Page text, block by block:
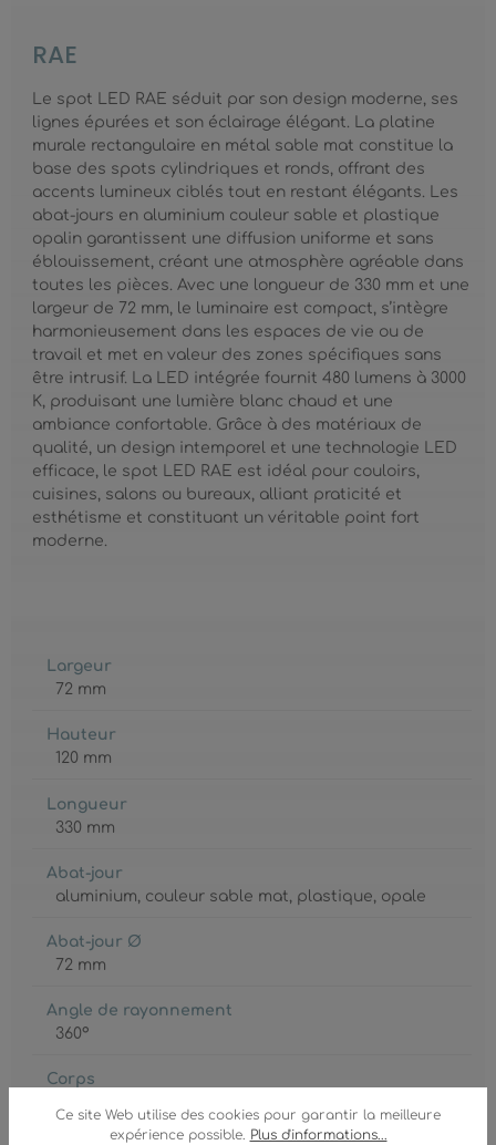
Ce site Web utilise des cookies pour garantir la meilleure
expérience possible. Plus d'informations...
RAE
Le spot LED RAE séduit par son design moderne, ses
lignes épurées et son éclairage élégant. La platine
murale rectangulaire en métal sable mat constitue la
base des spots cylindriques et ronds, offrant des
accents lumineux ciblés tout en restant élégants. Les
abat-jours en aluminium couleur sable et plastique
opalin garantissent une diffusion uniforme et sans
éblouissement, créant une atmosphère agréable dans
toutes les pièces. Avec une longueur de 330 mm et une
largeur de 72 mm, le luminaire est compact, s’intègre
harmonieusement dans les espaces de vie ou de
travail et met en valeur des zones spécifiques sans
être intrusif. La LED intégrée fournit 480 lumens à 3000
K, produisant une lumière blanc chaud et une
ambiance confortable. Grâce à des matériaux de
qualité, un design intemporel et une technologie LED
efficace, le spot LED RAE est idéal pour couloirs,
cuisines, salons ou bureaux, alliant praticité et
esthétisme et constituant un véritable point fort
moderne.
Largeur
72 mm
Hauteur
120 mm
Longueur
330 mm
Abat-jour
aluminium, couleur sable mat, plastique, opale
Abat-jour Ø
72 mm
Angle de rayonnement
360°
Corps